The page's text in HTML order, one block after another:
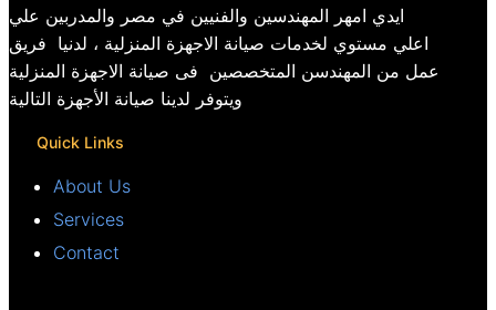
ايدي امهر المهندسين والفنيين في مصر والمدربين علي
اعلي مستوي لخدمات صيانة الاجهزة المنزلية ، لدنيا فريق
عمل من المهندسن المتخصصين فى صيانة الاجهزة المنزلية
ويتوفر لدينا صيانة الأجهزة التالية
Quick Links
About Us
Services
Contact